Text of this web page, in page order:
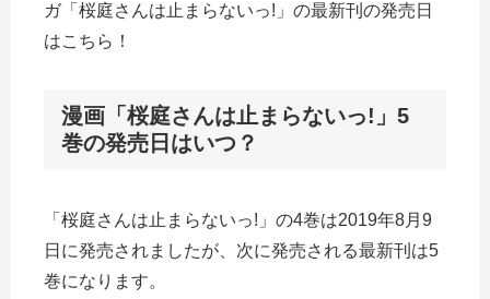
ガ「桜庭さんは止まらないっ!」の最新刊の発売日
はこちら！
漫画「桜庭さんは止まらないっ!」5
巻の発売日はいつ？
「桜庭さんは止まらないっ!」の4巻は2019年8月9
日に発売されましたが、次に発売される最新刊は5
巻になります。